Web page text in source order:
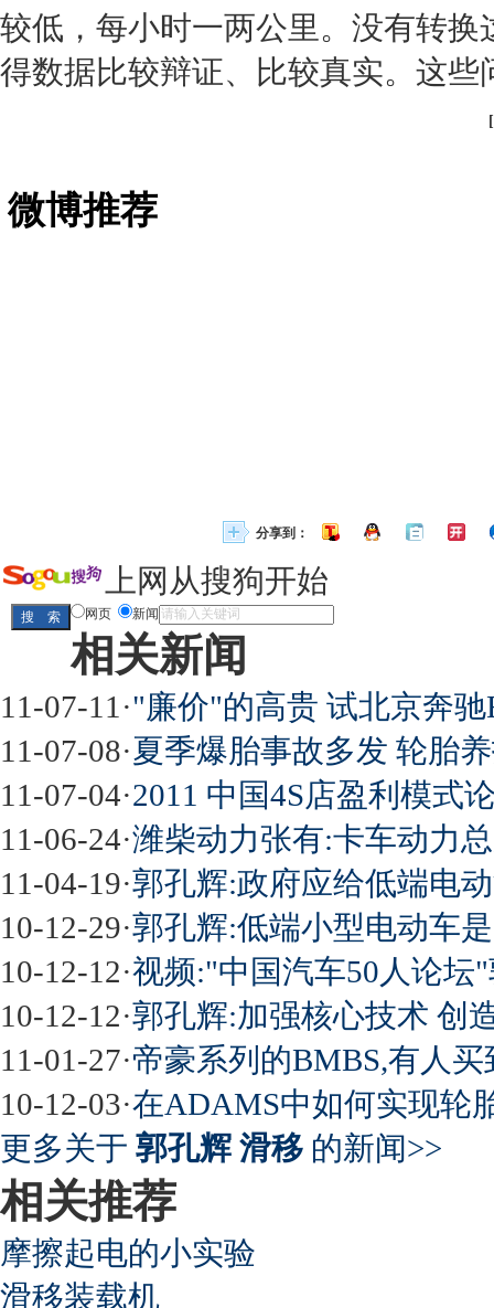
较低，每小时一两公里。没有转
得数据比较辩证、比较真实。这些
[
微博推荐
分享到：
上网从搜狗开始
网页 新闻
相关新闻
11-07-11 ·"廉价"的高贵 试北京奔
11-07-08·夏季爆胎事故多发 轮胎
11-07-04·2011 中国4S店盈利模式
11-06-24·潍柴动力张有:卡车动力
11-04-19·郭孔辉:政府应给低端电
10-12-29·郭孔辉:低端小型电动车
10-12-12·视频:"中国汽车50人论坛
10-12-12·郭孔辉:加强核心技术 创
11-01-27·帝豪系列的BMBS,有人
10-12-03·在ADAMS中如何实现轮
更多关于 郭孔辉 滑移 的新闻>>
相关推荐
摩擦起电的小实验
滑移装载机